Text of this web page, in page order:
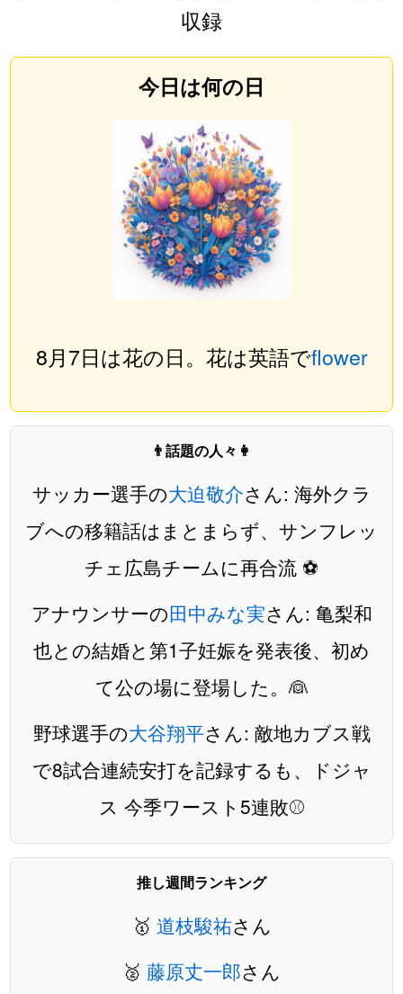
収録
今日は何の日
8月7日は花の日。花は英語でflower
👨話題の人々👩
サッカー選手の大迫敬介さん: 海外クラ
ブへの移籍話はまとまらず、サンフレッ
チェ広島チームに再合流 ⚽️
アナウンサーの田中みな実さん: 亀梨和
也との結婚と第1子妊娠を発表後、初め
て公の場に登場した。👰
野球選手の大谷翔平さん: 敵地カブス戦
で8試合連続安打を記録するも、ドジャ
ス 今季ワースト5連敗⚾️
推し週間ランキング
🥇 道枝駿祐さん
🥈 藤原丈一郎さん